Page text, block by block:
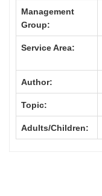
Management
Group:
Service Area:
Author:
Topic:
Adults/Children: